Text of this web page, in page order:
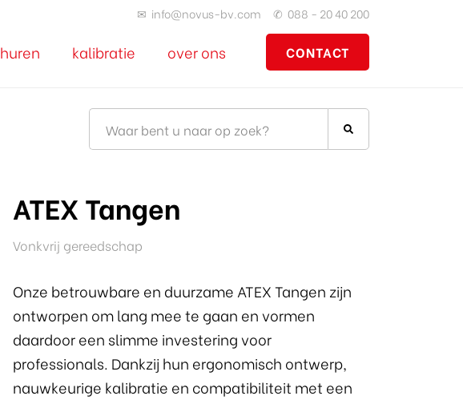
✉ info@novus-bv.com ✆ 088 - 20 40 200
huren kalibratie over ons CONTACT
ATEX Tangen
Vonkvrij gereedschap
Onze betrouwbare en duurzame ATEX Tangen zijn
ontworpen om lang mee te gaan en vormen
daardoor een slimme investering voor
professionals. Dankzij hun ergonomisch ontwerp,
nauwkeurige kalibratie en compatibiliteit met een